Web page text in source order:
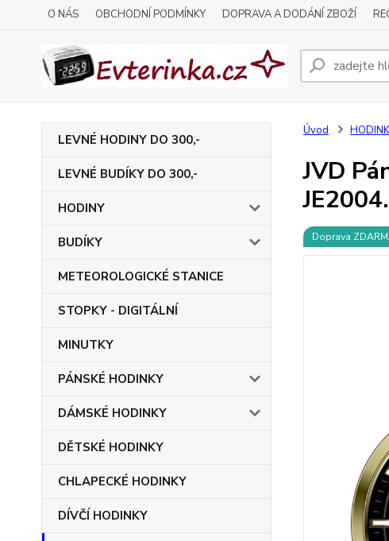
O NÁS OBCHODNÍ PODMÍNKY DOPRAVA A DODÁNÍ ZBOŽÍ
LEVNÉ HODINY DO 300,-
LEVNÉ BUDÍKY DO 300,-
HODINY
BUDÍKY
METEOROLOGICKÉ STANICE
STOPKY - DIGITÁLNÍ
MINUTKY
PÁNSKÉ HODINKY
DÁMSKÉ HODINKY
DĚTSKÉ HODINKY
CHLAPECKÉ HODINKY
DÍVČÍ HODINKY
Úvod
JVD
Doprava